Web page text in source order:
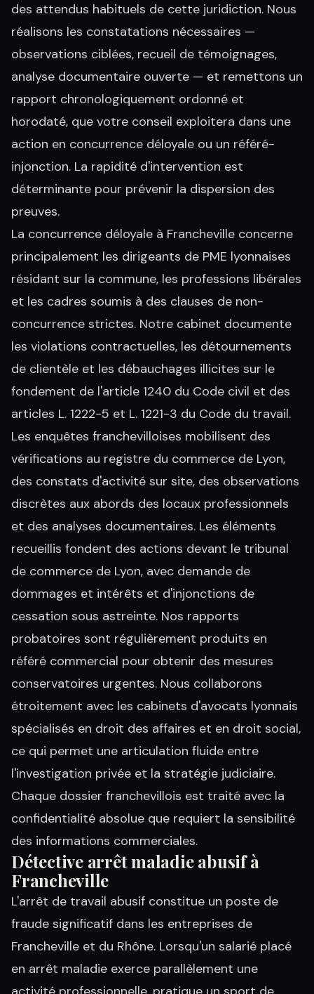
des attendus habituels de cette juridiction. Nous
réalisons les constatations nécessaires —
observations ciblées, recueil de témoignages,
analyse documentaire ouverte — et remettons un
rapport chronologiquement ordonné et
horodaté, que votre conseil exploitera dans une
action en concurrence déloyale ou un référé-
injonction. La rapidité d'intervention est
déterminante pour prévenir la dispersion des
preuves.
La concurrence déloyale à Francheville concerne
principalement les dirigeants de PME lyonnaises
résidant sur la commune, les professions libérales
et les cadres soumis à des clauses de non-
concurrence strictes. Notre cabinet documente
les violations contractuelles, les détournements
de clientèle et les débauchages illicites sur le
fondement de l'article 1240 du Code civil et des
articles L. 1222-5 et L. 1221-3 du Code du travail.
Les enquêtes franchevilloises mobilisent des
vérifications au registre du commerce de Lyon,
des constats d'activité sur site, des observations
discrètes aux abords des locaux professionnels
et des analyses documentaires. Les éléments
recueillis fondent des actions devant le tribunal
de commerce de Lyon, avec demande de
dommages et intérêts et d'injonctions de
cessation sous astreinte. Nos rapports
probatoires sont régulièrement produits en
référé commercial pour obtenir des mesures
conservatoires urgentes. Nous collaborons
étroitement avec les cabinets d'avocats lyonnais
spécialisés en droit des affaires et en droit social,
ce qui permet une articulation fluide entre
l'investigation privée et la stratégie judiciaire.
Chaque dossier franchevillois est traité avec la
confidentialité absolue que requiert la sensibilité
des informations commerciales.
Détective arrêt maladie abusif à
Francheville
L'arrêt de travail abusif constitue un poste de
fraude significatif dans les entreprises de
Francheville et du Rhône. Lorsqu'un salarié placé
en arrêt maladie exerce parallèlement une